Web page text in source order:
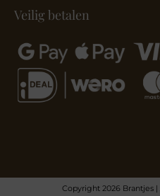
Veilig betalen
Copyright 2026 Brantjes |